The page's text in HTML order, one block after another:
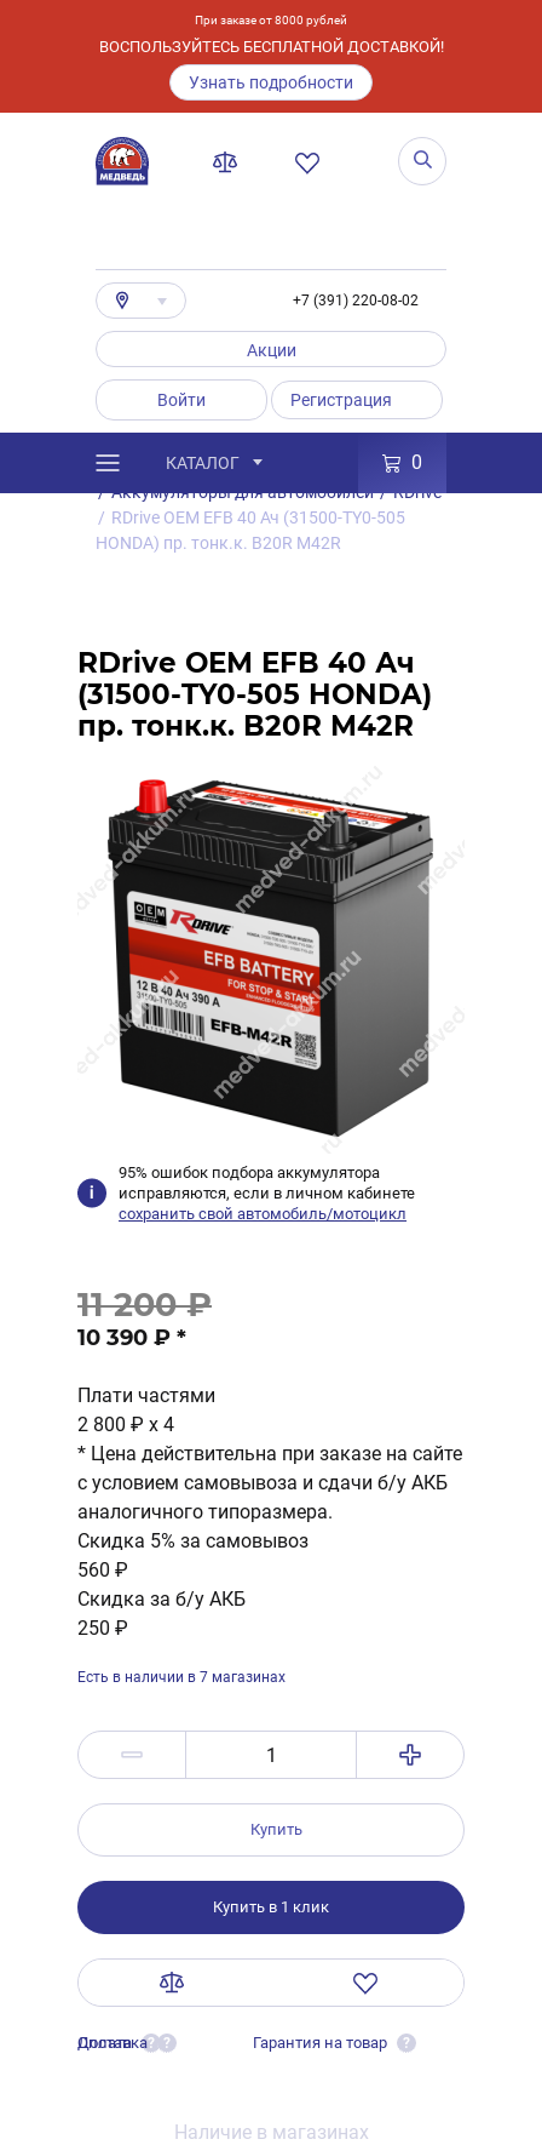
При заказе от 8000 рублей
ВОСПОЛЬЗУЙТЕСЬ БЕСПЛАТНОЙ ДОСТАВКОЙ!
Узнать подробности
+7 (391) 220-08-02
Акции
Войти Регистрация
КАТАЛОГ 0
Каталог / Товары
Аккумуляторы
/ Аккумуляторы для автомобилей / RDrive
/ RDrive OEM EFB 40 Ач (31500-TY0-505
HONDA) пр. тонк.к. B20R M42R
RDrive OEM EFB 40 Ач
(31500-TY0-505 HONDA)
пр. тонк.к. B20R M42R
95% ошибок подбора аккумулятора
исправляются, если в личном кабинете
сохранить свой автомобиль/мотоцикл
11 200 ₽
10 390 ₽ *
Плати частями
2 800 ₽ x 4
* Цена действительна при заказе на сайте
с условием самовывоза и сдачи б/у АКБ
аналогичного типоразмера.
Скидка 5% за самовывоз
560 ₽
Скидка за б/у АКБ
250 ₽
Есть в наличии в 7 магазинах
Купить
Купить в 1 клик
Оплата ?
Доставка ? Гарантия на товар ?
Наличие в магазинах